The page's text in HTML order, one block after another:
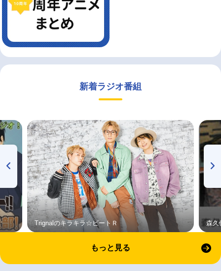
新着ラジオ番組
Trignalのキラキラ☆ビートＲ 森久
もっと見る